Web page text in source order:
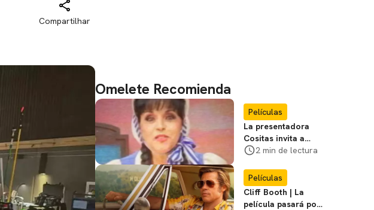
Compartilhar
Omelete Recomienda
Películas
La presentadora
Cositas invita a
visitar el
Miasma
2 min de lectura
Películas
Cliff Booth | La
película pasará por